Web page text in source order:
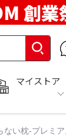
創業
マイストア
い枕-プレミ